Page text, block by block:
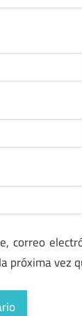
correo
próxima vez